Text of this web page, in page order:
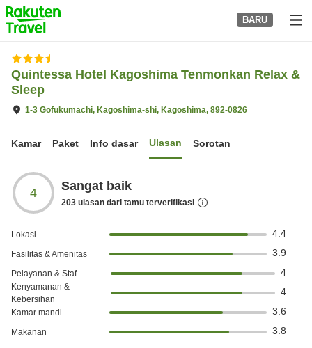
to
top
page
BARU
Quintessa Hotel Kagoshima Tenmonkan Relax &
Sleep
1-3 Gofukumachi, Kagoshima-shi, Kagoshima, 892-0826
Kamar Paket Info dasar Ulasan Sorotan
4 Sangat baik
203 ulasan dari tamu terverifikasi
Lokasi 4.4
Fasilitas & Amenitas 3.9
Pelayanan & Staf 4
Kenyamanan &
Kebersihan
4
Kamar mandi 3.6
Makanan 3.8